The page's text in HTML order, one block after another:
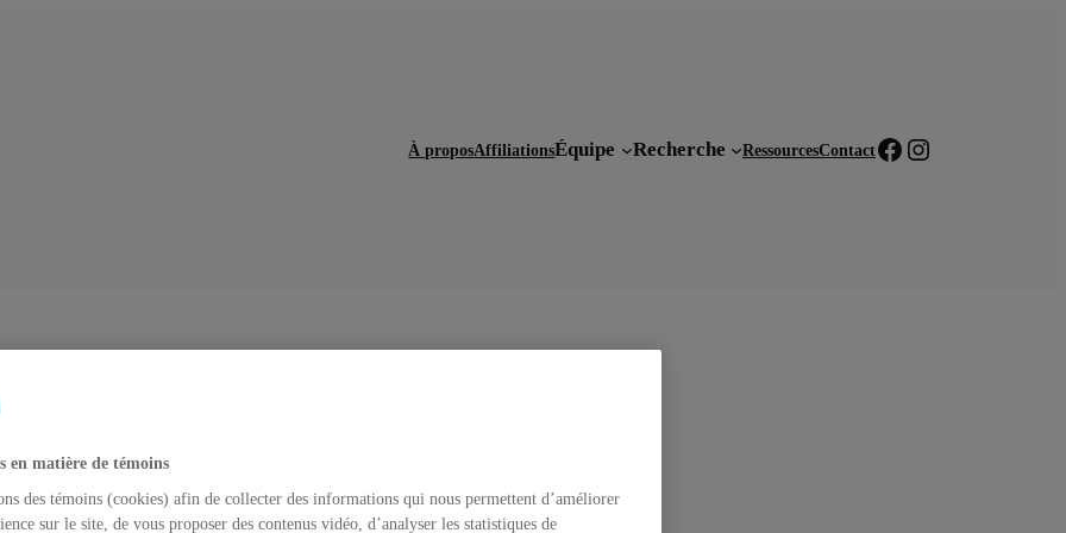
À proposAffiliationsÉquipe Recherche RessourcesContactFacebook
Instagram
au premier cycle
en matière de témoins
des témoins (cookies) afin de collecter des informations qui nous permettent d’améliorer
sur le site, de vous proposer des contenus vidéo, d’analyser les statistiques de